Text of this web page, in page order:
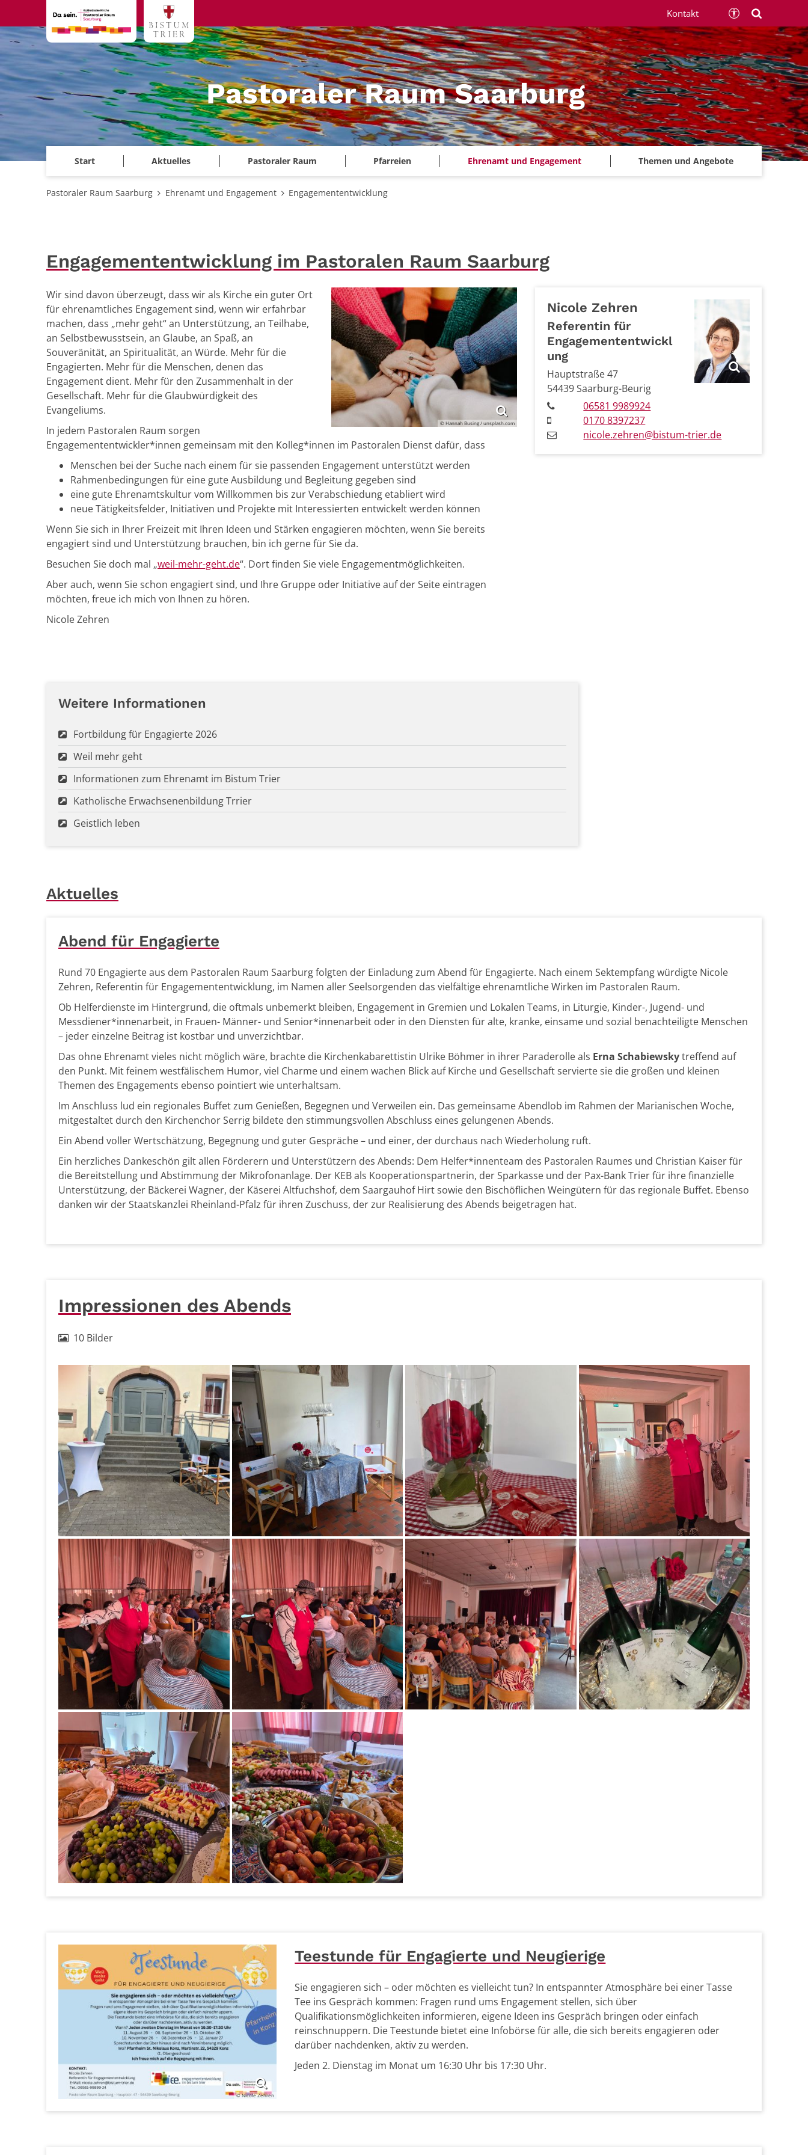
Zum Inhalt springen
Pastoraler Raum Saarburg
Start Aktuelles Pastoraler Raum Pfarreien Ehrenamt und Engagement Themen und Angebote
Kontakt
Pastoraler Raum Saarburg Ehrenamt und Engagement Engagemententwicklung
Engagemententwicklung im Pastoralen Raum Saarburg
© Hannah Busing / unsplash.com
Wir sind davon überzeugt, dass wir als Kirche ein guter Ort
für ehrenamtliches Engagement sind, wenn wir erfahrbar
machen, dass „mehr geht“ an Unterstützung, an Teilhabe,
an Selbstbewusstsein, an Glaube, an Spaß, an
Souveränität, an Spiritualität, an Würde. Mehr für die
Engagierten. Mehr für die Menschen, denen das
Engagement dient. Mehr für den Zusammenhalt in der
Gesellschaft. Mehr für die Glaubwürdigkeit des
Evangeliums.
In jedem Pastoralen Raum sorgen
Engagemententwickler*innen gemeinsam mit den Kolleg*innen im Pastoralen Dienst dafür, dass
Menschen bei der Suche nach einem für sie passenden Engagement unterstützt werden
Rahmenbedingungen für eine gute Ausbildung und Begleitung gegeben sind
eine gute Ehrenamtskultur vom Willkommen bis zur Verabschiedung etabliert wird
neue Tätigkeitsfelder, Initiativen und Projekte mit Interessierten entwickelt werden können
Wenn Sie sich in Ihrer Freizeit mit Ihren Ideen und Stärken engagieren möchten, wenn Sie bereits
engagiert sind und Unterstützung brauchen, bin ich gerne für Sie da.
Besuchen Sie doch mal „weil-mehr-geht.de“. Dort finden Sie viele Engagementmöglichkeiten.
Aber auch, wenn Sie schon engagiert sind, und Ihre Gruppe oder Initiative auf der Seite eintragen
möchten, freue ich mich von Ihnen zu hören.
Nicole Zehren
Nicole Zehren
Referentin für
Engagemententwickl
ung
Hauptstraße 47
54439Saarburg-Beurig
06581 9989924
0170 8397237
nicole.zehren@bistum-trier.de
Weitere Informationen
Fortbildung für Engagierte 2026
Weil mehr geht
Informationen zum Ehrenamt im Bistum Trier
Katholische Erwachsenenbildung Trrier
Geistlich leben
Aktuelles
Abend für Engagierte
Rund 70 Engagierte aus dem Pastoralen Raum Saarburg folgten der Einladung zum Abend für Engagierte. Nach einem Sektempfang würdigte Nicole
Zehren, Referentin für Engagemententwicklung, im Namen aller Seelsorgenden das vielfältige ehrenamtliche Wirken im Pastoralen Raum.
Ob Helferdienste im Hintergrund, die oftmals unbemerkt bleiben, Engagement in Gremien und Lokalen Teams, in Liturgie, Kinder-, Jugend- und
Messdiener*innenarbeit, in Frauen- Männer- und Senior*innenarbeit oder in den Diensten für alte, kranke, einsame und sozial benachteiligte Menschen
– jeder einzelne Beitrag ist kostbar und unverzichtbar.
Das ohne Ehrenamt vieles nicht möglich wäre, brachte die Kirchenkabarettistin Ulrike Böhmer in ihrer Paraderolle als Erna Schabiewskytreffend auf
den Punkt. Mit feinem westfälischem Humor, viel Charme und einem wachen Blick auf Kirche und Gesellschaft servierte sie die großen und kleinen
Themen des Engagements ebenso pointiert wie unterhaltsam.
Im Anschluss lud ein regionales Buffet zum Genießen, Begegnen und Verweilen ein. Das gemeinsame Abendlob im Rahmen der Marianischen Woche,
mitgestaltet durch den Kirchenchor Serrig bildete den stimmungsvollen Abschluss eines gelungenen Abends.
Ein Abend voller Wertschätzung, Begegnung und guter Gespräche – und einer, der durchaus nach Wiederholung ruft.
Ein herzliches Dankeschön gilt allen Förderern und Unterstützern des Abends: Dem Helfer*innenteam des Pastoralen Raumes und Christian Kaiser für
die Bereitstellung und Abstimmung der Mikrofonanlage. Der KEB als Kooperationspartnerin, der Sparkasse und der Pax-Bank Trier für ihre finanzielle
Unterstützung, der Bäckerei Wagner, der Käserei Altfuchshof, dem Saargauhof Hirt sowie den Bischöflichen Weingütern für das regionale Buffet. Ebenso
danken wir der Staatskanzlei Rheinland-Pfalz für ihren Zuschuss, der zur Realisierung des Abends beigetragen hat.
Impressionen des Abends
10 Bilder
© Nicole Zehren
Teestunde für Engagierte und Neugierige
Sie engagieren sich – oder möchten es vielleicht tun? In entspannter Atmosphäre bei einer Tasse
Tee ins Gespräch kommen: Fragen rund ums Engagement stellen, sich über
Qualifikationsmöglichkeiten informieren, eigene Ideen ins Gespräch bringen oder einfach
reinschnuppern. Die Teestunde bietet eine Infobörse für alle, die sich bereits engagieren oder
darüber nachdenken, aktiv zu werden.
Jeden 2. Dienstag im Monat um 16:30 Uhr bis 17:30 Uhr.